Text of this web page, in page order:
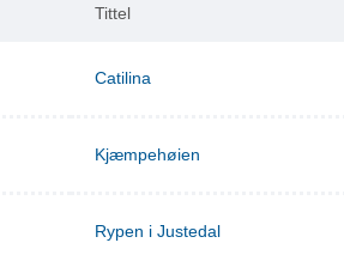
Tittel
Catilina
Kjæmpehøien
Rypen i Justedal